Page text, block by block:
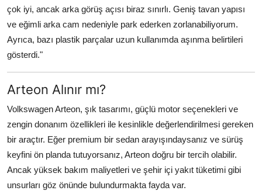
çok iyi, ancak arka görüş açısı biraz sınırlı. Geniş tavan yapısı
ve eğimli arka cam nedeniyle park ederken zorlanabiliyorum.
Ayrıca, bazı plastik parçalar uzun kullanımda aşınma belirtileri
gösterdi."
Arteon Alınır mı?
Volkswagen Arteon, şık tasarımı, güçlü motor seçenekleri ve
zengin donanım özellikleri ile kesinlikle değerlendirilmesi gereken
bir araçtır. Eğer premium bir sedan arayışındaysanız ve sürüş
keyfini ön planda tutuyorsanız, Arteon doğru bir tercih olabilir.
Ancak yüksek bakım maliyetleri ve şehir içi yakıt tüketimi gibi
unsurları göz önünde bulundurmakta fayda var.